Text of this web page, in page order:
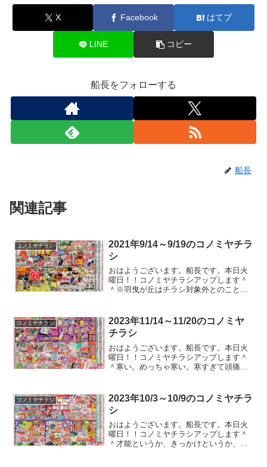
X Facebook はてブ
LINE コピー
船長をフォローする
船長
関連記事
コノミヤチラシ
2021年9/14～9/19のコノミヤチラ
シ
おはようございます。船長です。本日火
曜日！！コノミヤチラシアップします＾
＾※羽曳が丘はチラシ対象外とのこと。
ね。ブラックキャップ設置しまくってる
んですけど、どうしても出...
コノミヤチラシ
2023年11/14～11/20のコノミヤ
チラシ
おはようございます。船長です。本日火
曜日！！コノミヤチラシアップします＾
＾寒い。めっちゃ寒い。寒すぎて頭痛
入ってたのでコノミヤチラシ以外もアッ
プしている本編ブログの方で...
コノミヤチラシ
2023年10/3～10/9のコノミヤチラ
シ
おはようございます。船長です。本日火
曜日！！コノミヤチラシアップします＾
＾才能というか、きっかけというか、無